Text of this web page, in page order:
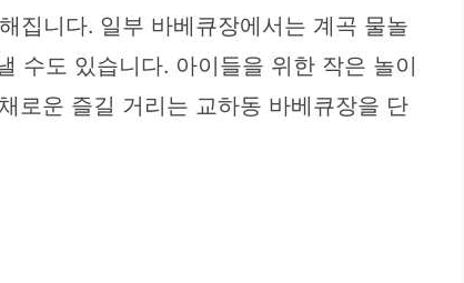
집니다. 일부 바베큐장에서는 계곡 물놀
수도 있습니다. 아이들을 위한 작은 놀이
로운 즐길 거리는 교하동 바베큐장을 단